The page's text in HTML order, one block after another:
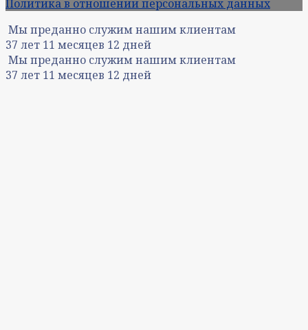
Политика в отношении персональных данных
Мы преданно служим нашим клиентам
37 лет 11 месяцев 12 дней
Мы преданно служим нашим клиентам
37 лет 11 месяцев 12 дней